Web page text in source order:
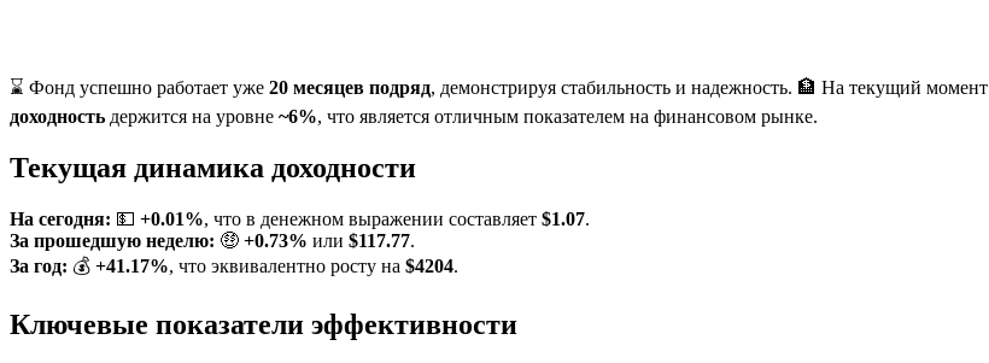
⌛ Фонд успешно работает уже 20 месяцев подряд, демонстрируя стабильность и надежность. 🏦 На текущий момент
доходность держится на уровне ~6%, что является отличным показателем на финансовом рынке.
Текущая динамика доходности
На сегодня: 💵 +0.01%, что в денежном выражении составляет $1.07.
За прошедшую неделю: 🤑 +0.73% или $117.77.
За год: 💰 +41.17%, что эквивалентно росту на $4204.
Ключевые показатели эффективности